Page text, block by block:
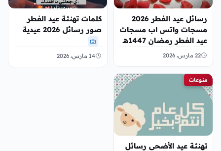
رسائل عيد الفطر 2026
مسجات واتس اب مسجات
عيد الفطر رمضان 1447هـ
22 مارس، 2026
كلمات تهنئة عيد الفطر
صور رسائل 2026 عيدية
14 مارس، 2026
منوعات
تهنئة عيد الأضحى رسائل